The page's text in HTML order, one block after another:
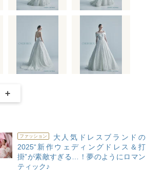
ファッション
大人気ドレスブランドの
2025“新作ウェディングドレス＆打
掛”が素敵すぎる…！夢のようにロマン
ティック♪